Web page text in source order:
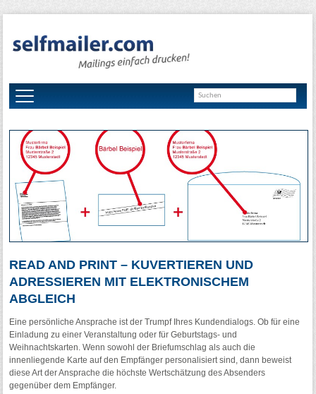
READ AND PRINT – KUVERTIEREN UND
ADRESSIEREN MIT ELEKTRONISCHEM
ABGLEICH
Eine persönliche Ansprache ist der Trumpf Ihres Kundendialogs. Ob für eine
Einladung zu einer Veranstaltung oder für Geburtstags- und
Weihnachtskarten. Wenn sowohl der Briefumschlag als auch die
innenliegende Karte auf den Empfänger personalisiert sind, dann beweist
diese Art der Ansprache die höchste Wertschätzung des Absenders
gegenüber dem Empfänger.